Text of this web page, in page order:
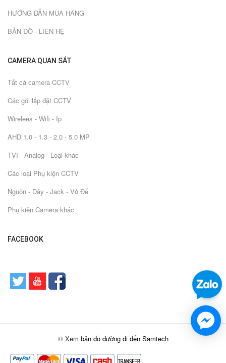
HƯỚNG DẪN MUA HÀNG
BẢN ĐỒ - LIÊN HỆ
CAMERA QUAN SÁT
Tất cả camera CCTV
Các gói lắp đặt CCTV
Wirelees - Wifi - Ip
AHD 1.0 - 1.3 - 2.0 - 5.0 MP
TVI - Analog - Loại khác
Các loại Phụ kiện CCTV
Nguồn - Dây - Jack - Vỏ Đế
Phụ kiện Camera khác
FACEBOOK
© Xem bản đồ đường đi đến Samtech